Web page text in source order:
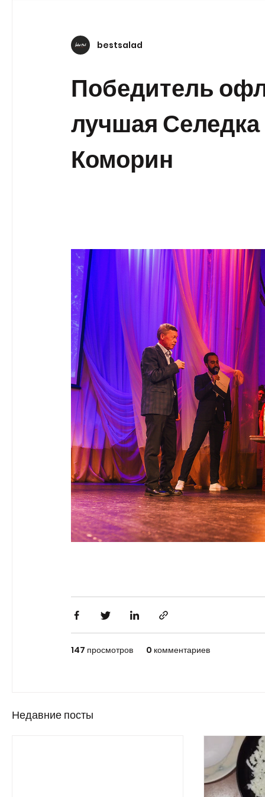
bestsalad
Победитель
лучшая
Коморин
147 просмотров 0 комментариев
Недавние посты